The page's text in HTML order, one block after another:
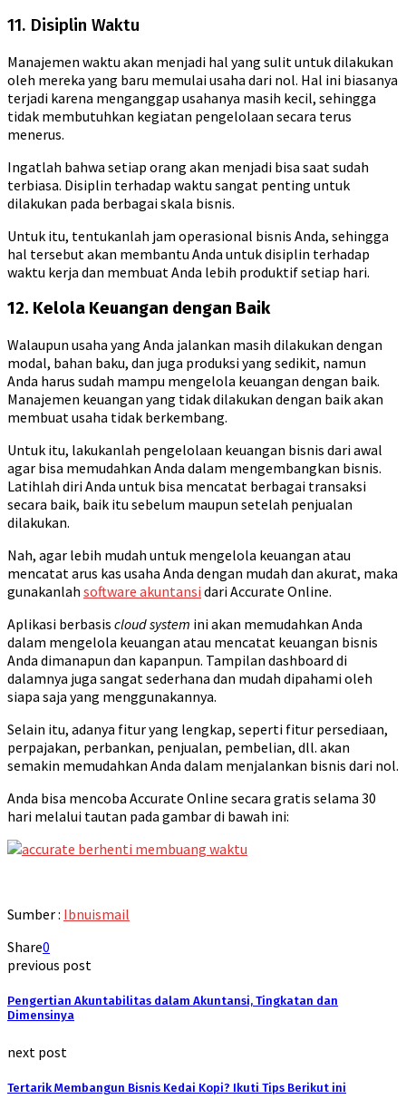
11. Disiplin Waktu
Manajemen waktu akan menjadi hal yang sulit untuk dilakukan
oleh mereka yang baru memulai usaha dari nol. Hal ini biasanya
terjadi karena menganggap usahanya masih kecil, sehingga
tidak membutuhkan kegiatan pengelolaan secara terus
menerus.
Ingatlah bahwa setiap orang akan menjadi bisa saat sudah
terbiasa. Disiplin terhadap waktu sangat penting untuk
dilakukan pada berbagai skala bisnis.
Untuk itu, tentukanlah jam operasional bisnis Anda, sehingga
hal tersebut akan membantu Anda untuk disiplin terhadap
waktu kerja dan membuat Anda lebih produktif setiap hari.
12. Kelola Keuangan dengan Baik
Walaupun usaha yang Anda jalankan masih dilakukan dengan
modal, bahan baku, dan juga produksi yang sedikit, namun
Anda harus sudah mampu mengelola keuangan dengan baik.
Manajemen keuangan yang tidak dilakukan dengan baik akan
membuat usaha tidak berkembang.
Untuk itu, lakukanlah pengelolaan keuangan bisnis dari awal
agar bisa memudahkan Anda dalam mengembangkan bisnis.
Latihlah diri Anda untuk bisa mencatat berbagai transaksi
secara baik, baik itu sebelum maupun setelah penjualan
dilakukan.
Nah, agar lebih mudah untuk mengelola keuangan atau
mencatat arus kas usaha Anda dengan mudah dan akurat, maka
gunakanlah software akuntansi dari Accurate Online.
Aplikasi berbasis cloud system ini akan memudahkan Anda
dalam mengelola keuangan atau mencatat keuangan bisnis
Anda dimanapun dan kapanpun. Tampilan dashboard di
dalamnya juga sangat sederhana dan mudah dipahami oleh
siapa saja yang menggunakannya.
Selain itu, adanya fitur yang lengkap, seperti fitur persediaan,
perpajakan, perbankan, penjualan, pembelian, dll. akan
semakin memudahkan Anda dalam menjalankan bisnis dari nol.
Anda bisa mencoba Accurate Online secara gratis selama 30
hari melalui tautan pada gambar di bawah ini:
Sumber : Ibnuismail
Share0
previous post
Pengertian Akuntabilitas dalam Akuntansi, Tingkatan dan
Dimensinya
next post
Tertarik Membangun Bisnis Kedai Kopi? Ikuti Tips Berikut ini